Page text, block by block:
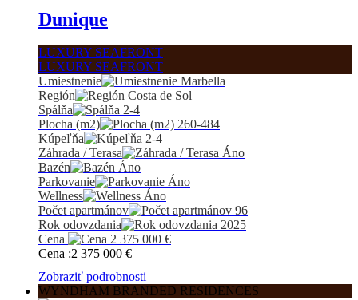
Dunique
LUXURY SEAFRONT
LUXURY SEAFRONT
Umiestnenie
Marbella
Región
Costa de Sol
Spálňa
2-4
Plocha (m2)
260-484
Kúpeľňa
2-4
Záhrada / Terasa
Áno
Bazén
Áno
Parkovanie
Áno
Wellness
Áno
Počet apartmánov
96
Rok odovzdania
2025
Cena
2 375 000 €
Cena :2 375 000 €
Zobraziť podrobnosti
WYNDHAM BRANDED RESIDENCES